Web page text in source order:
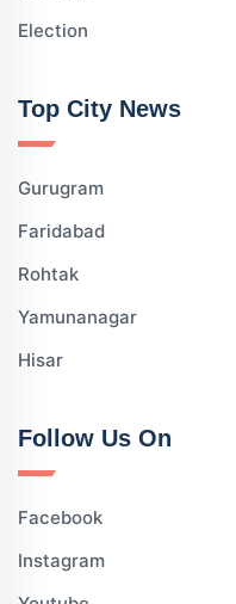
Election
Top City News
Gurugram
Faridabad
Rohtak
Yamunanagar
Hisar
Follow Us On
Facebook
Instagram